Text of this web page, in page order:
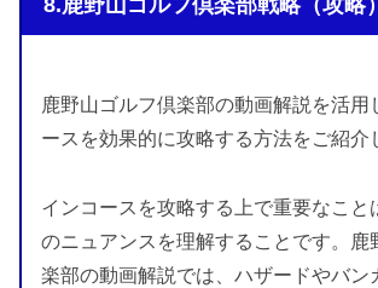
8.鹿野山ゴルフ倶楽部戦略（攻略
鹿野山ゴルフ倶楽部の動画解説を活用
ースを効果的に攻略する方法をご紹介
インコースを攻略する上で重要なこと
のニュアンスを理解することです。鹿
楽部の動画解説では、ハザードやバン